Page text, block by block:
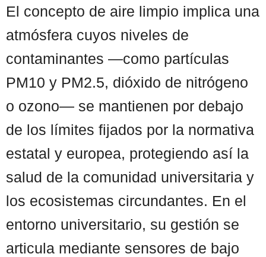
El concepto de aire limpio implica una
atmósfera cuyos niveles de
contaminantes —como partículas
PM10 y PM2.5, dióxido de nitrógeno
o ozono— se mantienen por debajo
de los límites fijados por la normativa
estatal y europea, protegiendo así la
salud de la comunidad universitaria y
los ecosistemas circundantes. En el
entorno universitario, su gestión se
articula mediante sensores de bajo